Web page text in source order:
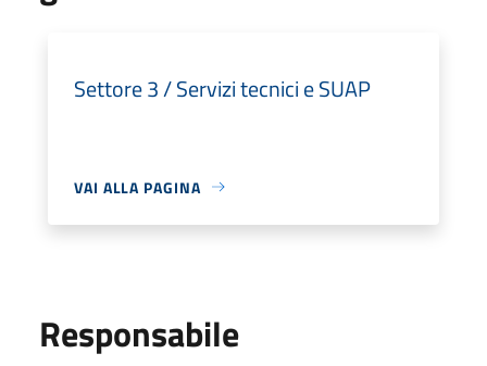
Settore 3 / Servizi tecnici e SUAP
VAI ALLA PAGINA
Responsabile